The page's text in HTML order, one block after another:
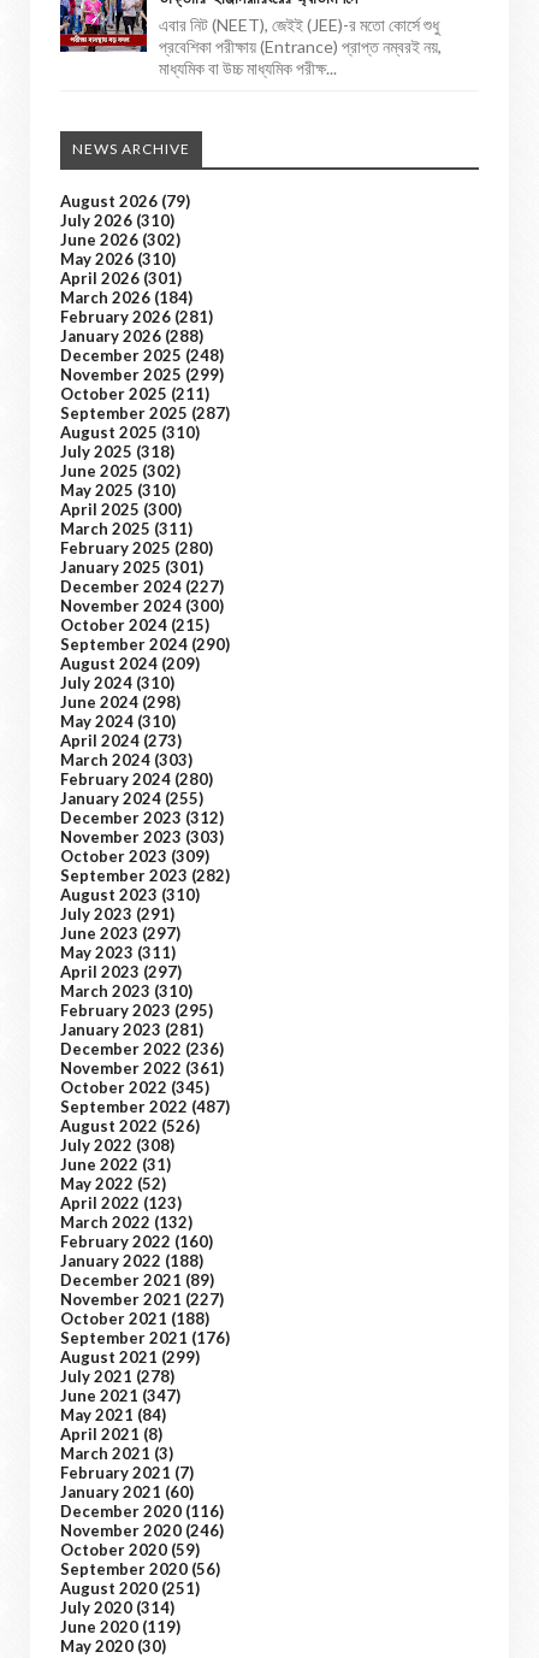
এবার নিট (NEET), জেইই (JEE)-র মতো কোর্সে শুধু
প্রবেশিকা পরীক্ষায় (Entrance) প্রাপ্ত নম্বরই নয়,
মাধ্যমিক বা উচ্চ মাধ্যমিক পরীক্ষ...
NEWS ARCHIVE
August 2026 (79)
July 2026 (310)
June 2026 (302)
May 2026 (310)
April 2026 (301)
March 2026 (184)
February 2026 (281)
January 2026 (288)
December 2025 (248)
November 2025 (299)
October 2025 (211)
September 2025 (287)
August 2025 (310)
July 2025 (318)
June 2025 (302)
May 2025 (310)
April 2025 (300)
March 2025 (311)
February 2025 (280)
January 2025 (301)
December 2024 (227)
November 2024 (300)
October 2024 (215)
September 2024 (290)
August 2024 (209)
July 2024 (310)
June 2024 (298)
May 2024 (310)
April 2024 (273)
March 2024 (303)
February 2024 (280)
January 2024 (255)
December 2023 (312)
November 2023 (303)
October 2023 (309)
September 2023 (282)
August 2023 (310)
July 2023 (291)
June 2023 (297)
May 2023 (311)
April 2023 (297)
March 2023 (310)
February 2023 (295)
January 2023 (281)
December 2022 (236)
November 2022 (361)
October 2022 (345)
September 2022 (487)
August 2022 (526)
July 2022 (308)
June 2022 (31)
May 2022 (52)
April 2022 (123)
March 2022 (132)
February 2022 (160)
January 2022 (188)
December 2021 (89)
November 2021 (227)
October 2021 (188)
September 2021 (176)
August 2021 (299)
July 2021 (278)
June 2021 (347)
May 2021 (84)
April 2021 (8)
March 2021 (3)
February 2021 (7)
January 2021 (60)
December 2020 (116)
November 2020 (246)
October 2020 (59)
September 2020 (56)
August 2020 (251)
July 2020 (314)
June 2020 (119)
May 2020 (30)